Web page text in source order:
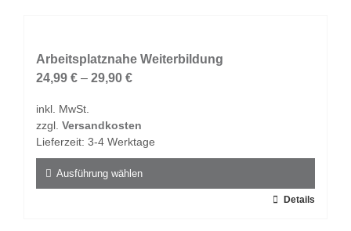
auf.
Die
können
auf
Produktseite
gewählt
Arbeitsplatznahe Weiterbildung
24,99 € – 29,90 €
inkl. MwSt.
zzgl. Versandkosten
Lieferzeit: 3-4 Werktage
Ausführung wählen
Details